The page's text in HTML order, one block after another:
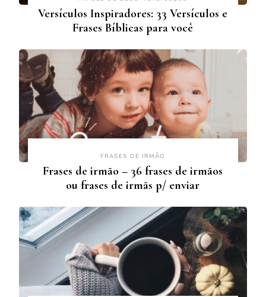
Versículos Inspiradores: 33 Versículos e
Frases Bíblicas para você
FRASES DE IRMÃO
Frases de irmão – 36 frases de irmãos
ou frases de irmãs p/ enviar